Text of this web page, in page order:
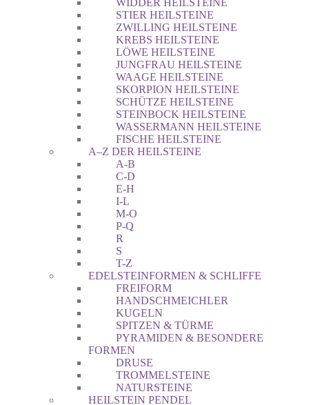
WIDDER HEILSTEINE
STIER HEILSTEINE
ZWILLING HEILSTEINE
KREBS HEILSTEINE
LÖWE HEILSTEINE
JUNGFRAU HEILSTEINE
WAAGE HEILSTEINE
SKORPION HEILSTEINE
SCHÜTZE HEILSTEINE
STEINBOCK HEILSTEINE
WASSERMANN HEILSTEINE
FISCHE HEILSTEINE
A–Z DER HEILSTEINE
A-B
C-D
E-H
I-L
M-O
P-Q
R
S
T-Z
EDELSTEINFORMEN & SCHLIFFE
FREIFORM
HANDSCHMEICHLER
KUGELN
SPITZEN & TÜRME
PYRAMIDEN & BESONDERE
FORMEN
DRUSE
TROMMELSTEINE
NATURSTEINE
HEILSTEIN PENDEL